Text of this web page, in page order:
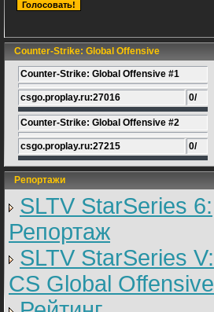
Counter-Strike: Global Offensive
Counter-Strike: Global Offensive #1
csgo.proplay.ru:27016 0/
Counter-Strike: Global Offensive #2
csgo.proplay.ru:27215 0/
Репортажи
SLTV StarSeries 6:
Репортаж
SLTV StarSeries V:
CS Global Offensive